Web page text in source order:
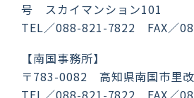
号 スカイマンション101
TEL／088-821-7822 FAX／
【南国事務所】
〒783-0082 高知県南国市里
TEL／088-821-7822 FAX／